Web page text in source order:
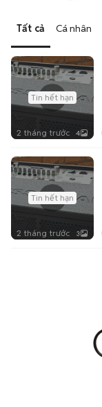
Tất cả Cá nhân
Tin hết hạn
2 tháng trước 4
Tin hết hạn
2 tháng trước 3